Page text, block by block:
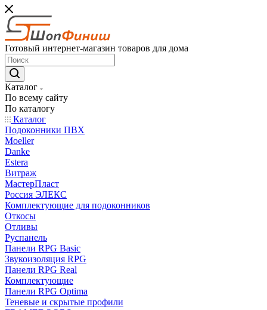
Готовый интернет-магазин товаров для дома
Каталог
По всему сайту
По каталогу
Каталог
Подоконники ПВХ
Moeller
Danke
Estera
Витраж
МастерПласт
Россия ЭЛЕКС
Комплектующие для подоконников
Откосы
Отливы
Руспанель
Панели RPG Basic
Звукоизоляция RPG
Панели RPG Real
Комплектующие
Панели RPG Optima
Теневые и скрытые профили